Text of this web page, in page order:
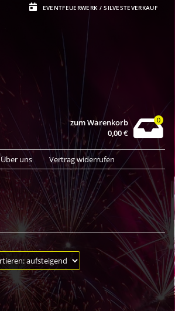
EVENTFEUERWERK / SILVESTEVERKAUF
zum Warenkorb
0,00€
0
Über uns Vertrag widerrufen